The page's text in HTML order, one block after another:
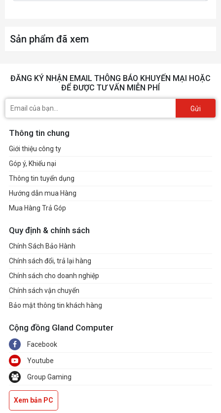
Sản phẩm đã xem
ĐĂNG KÝ NHẬN EMAIL THÔNG BÁO KHUYẾN MẠI HOẶC
ĐỂ ĐƯỢC TƯ VẤN MIỄN PHÍ
Gửi
Thông tin chung
Giới thiệu công ty
Góp ý, Khiếu nại
Thông tin tuyển dụng
Hướng dẫn mua Hàng
Mua Hàng Trả Góp
Quy định & chính sách
Chính Sách Bảo Hành
Chính sách đổi, trả lại hàng
Chính sách cho doanh nghiệp
Chính sách vận chuyển
Bảo mật thông tin khách hàng
Cộng đồng Gland Computer
Facebook
Youtube
Group Gaming
Xem bản PC